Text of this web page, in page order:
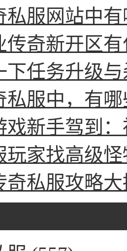
私服网站中
传奇新开区
下任务升级
私服中，有
戏新手驾到
玩家找高级
奇私服攻略